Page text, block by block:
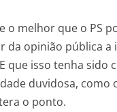
o melhor que o PS
opinião pública a
que isso tenha
duvidosa, como
o ponto.